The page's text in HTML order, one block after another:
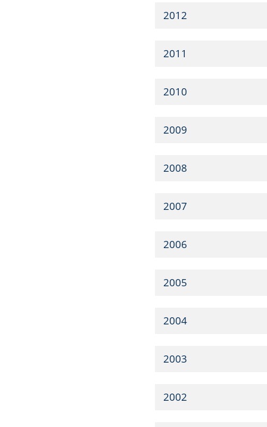
2012
2011
2010
2009
2008
2007
2006
2005
2004
2003
2002